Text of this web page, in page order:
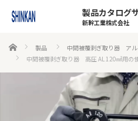
製品カタログ
新幹工業株式会社
ホーム 製品 中間被覆剥ぎ取り器 アル
中間被覆剥ぎ取り器 高圧 AL 120㎟用の